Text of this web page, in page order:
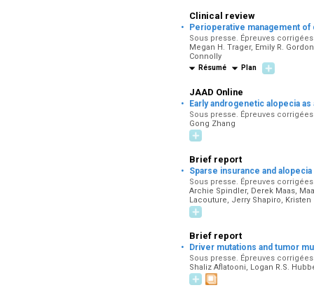
Clinical review
· Perioperative management
Sous presse. Épreuves
Megan H. Trager, Emily R.
Connolly
Résumé Plan
JAAD Online
· Early androgenetic alopecia
Sous presse. Épreuves
Gong Zhang
Brief report
· Sparse insurance and
Sous presse. Épreuves
Archie Spindler, Derek Maas,
Lacouture, Jerry Shapiro, Kristen
Brief report
· Driver mutations and tumor
Sous presse. Épreuves
Shaliz Aflatooni, Logan R.S.